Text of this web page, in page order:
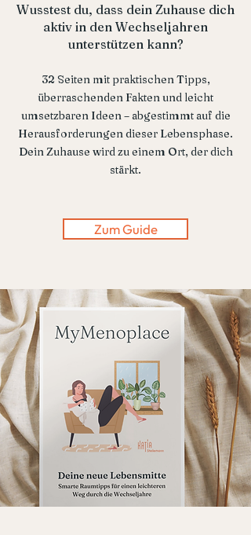
Wusstest du, dass dein Zuhause dich
aktiv in den Wechseljahren
unterstützen kann?
32 Seiten mit praktischen Tipps,
überraschenden Fakten und leicht
umsetzbaren Ideen – abgestimmt auf die
Herausforderungen dieser Lebensphase.
Dein Zuhause wird zu einem Ort, der dich
stärkt.
Zum Guide